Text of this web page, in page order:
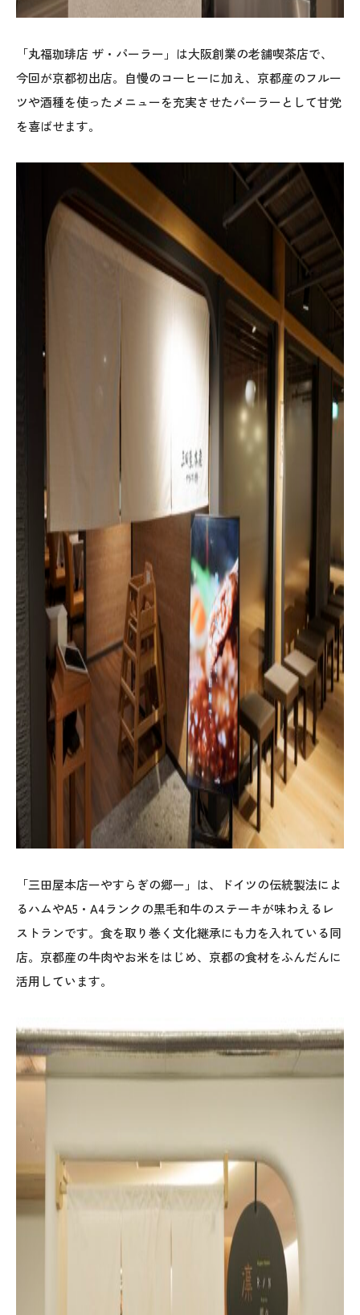
「丸福珈琲店 ザ・パーラー」は大阪創業の老舗喫茶店で、
今回が京都初出店。自慢のコーヒーに加え、京都産のフルー
ツや酒種を使ったメニューを充実させたパーラーとして甘党
を喜ばせます。
「三田屋本店ーやすらぎの郷ー」は、ドイツの伝統製法によ
るハムやA5・A4ランクの黒毛和牛のステーキが味わえるレ
ストランです。食を取り巻く文化継承にも力を入れている同
店。京都産の牛肉やお米をはじめ、京都の食材をふんだんに
活用しています。